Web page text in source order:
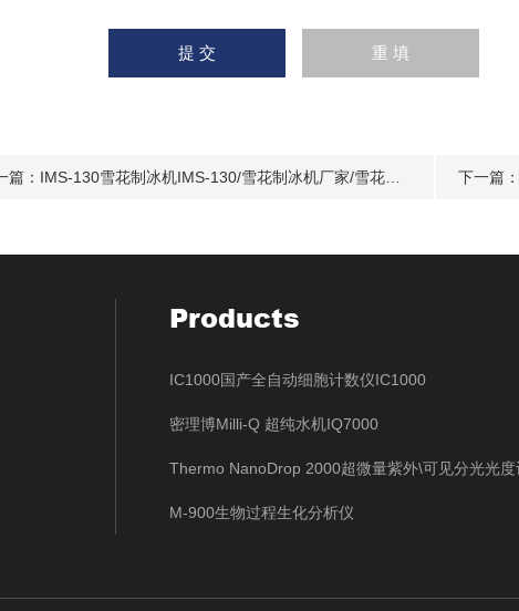
篇： IMS-130雪花制冰机IMS-130/雪花制冰机厂家/雪花制冰机 下一篇：
Products
IC1000国产全自动细胞计数仪IC1000
密理博Milli-Q 超纯水机IQ7000
Thermo NanoDrop 2000超微量紫外\可见分光光度
M-900生物过程生化分析仪